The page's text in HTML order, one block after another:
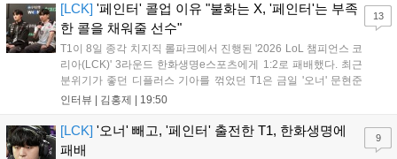
[LCK] '페인터' 콜업 이유 "불화는 X, '페인터'는 부족
한 콜을 채워줄 선수"
T1이 8일 종각 치지직 롤파크에서 진행된 '2026 LoL 챔피언스 코
리아(LCK)' 3라운드 한화생명e스포츠에게 1:2로 패배했다. 최근
분위기가 좋던 디플러스 기아를 꺾었던 T1은 금일 '오너' 문현준
을 빼고 신예 '페인터' 김은후를 투입시키는 강수를 뒀으나 결국
즈' 김수환의 인터뷰 내...
인터뷰 | 김홍제 19:50
13
[LCK] '오너' 빼고, '페인터' 출전한 T1, 한화생명에
패배
9